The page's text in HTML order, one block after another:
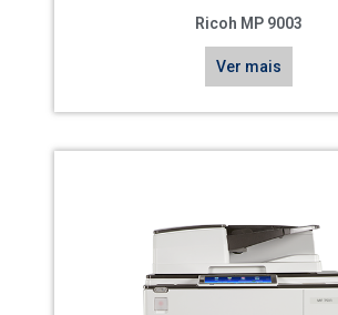
Ricoh MP 9003
Ver mais